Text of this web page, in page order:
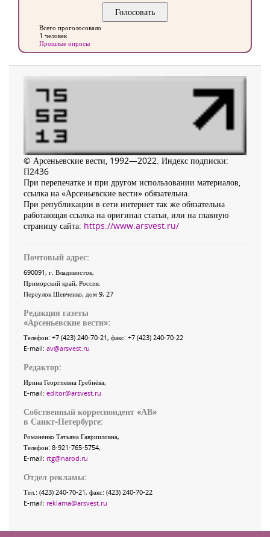
Всего проголосовало
1 человек
Прошлые опросы
© Арсеньевские вести, 1992—2022. Индекс подписки:
П2436
При перепечатке и при другом использовании материалов,
ссылка на «Арсеньевские вести» обязательна.
При републикации в сети интернет так же обязательна
работающая ссылка на оригинал статьи, или на главную
страницу сайта: https://www.arsvest.ru/
Почтовый адрес:
690091, г. Владивосток,
Приморский край, Россия
Переулок Шевченко, дом 9, 27
Редакция газеты
«Арсеньевские вести»:
Телефон: +7 (423) 240-70-21, факс: +7 (423) 240-70-22
E-mail: av@arsvest.ru
Редактор:
Ирина Георгиевна Гребнёва,
E-mail: editor@arsvest.ru
Собственный корреспондент «АВ»
в Санкт-Петербурге:
Романенко Татьяна Гаврииловна,
Телефон: 8-921-765-5754,
E-mail: rtg@narod.ru
Отдел рекламы:
Тел.: (423) 240-70-21, факс: (423) 240-70-22
E-mail: reklama@arsvest.ru